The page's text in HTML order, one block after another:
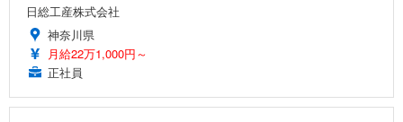
日総工産株式会社
神奈川県
月給22万1,000円～
正社員